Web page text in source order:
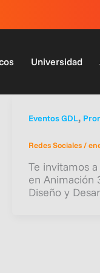
Universidad
Eventos GDL,
Redes Sociales/
Te invitamos
en Animación
Diseño y